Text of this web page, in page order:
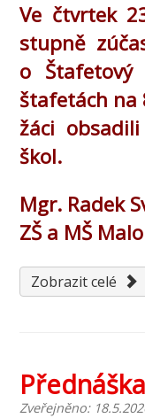
Ve čtvrtek
stupně
o
štafetách na
žáci
škol.
Mgr. Radek
ZŠ a MŠ
Zobrazit celé
Zveřejněno: